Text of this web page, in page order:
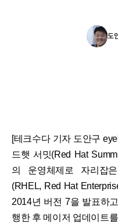
도
[테크수다 기자 도안구
드햇 서밋(Red Hat
의 운영체제로 자리잡
(RHEL, Red Hat
2014년 버전 7을 발표하
행한 후 메이저 업데이트